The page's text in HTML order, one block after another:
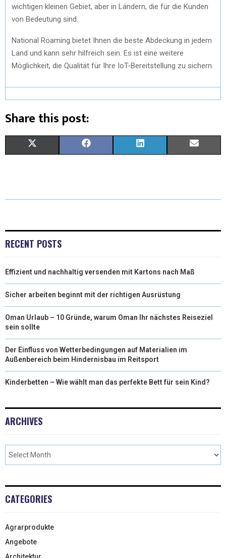
wichtigen kleinen Gebiet, aber in Ländern, die für die Kunden
von Bedeutung sind.
National Roaming bietet Ihnen die beste Abdeckung in jedem
Land und kann sehr hilfreich sein. Es ist eine weitere
Möglichkeit, die Qualität für Ihre IoT-Bereitstellung zu sichern.
Share this post:
W
E
R
)
E
K
K
N
I
RECENT POSTS
Effizient und nachhaltig versenden mit Kartons nach Maß
Sicher arbeiten beginnt mit der richtigen Ausrüstung
Oman Urlaub – 10 Gründe, warum Oman Ihr nächstes Reiseziel
sein sollte
Der Einfluss von Wetterbedingungen auf Materialien im
Außenbereich beim Hindernisbau im Reitsport
Kinderbetten – Wie wählt man das perfekte Bett für sein Kind?
ARCHIVES
CATEGORIES
Agrarprodukte
Angebote
Architektur